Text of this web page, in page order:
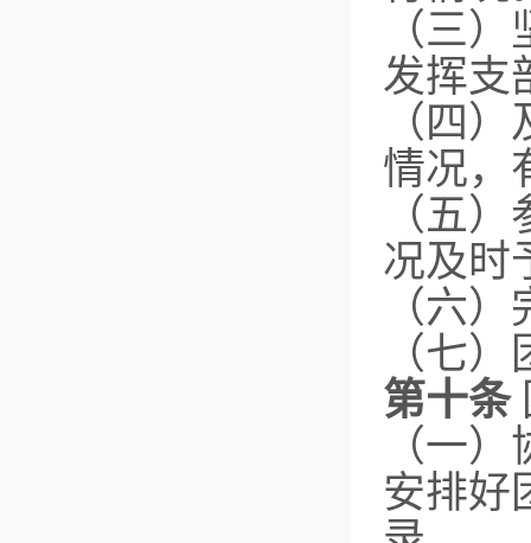
（三
发挥支
（四
情况，
（五
况及时
（六
（七
第十条
（一
安排好